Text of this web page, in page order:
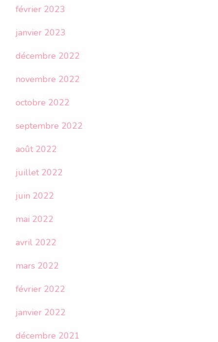
février 2023
janvier 2023
décembre 2022
novembre 2022
octobre 2022
septembre 2022
août 2022
juillet 2022
juin 2022
mai 2022
avril 2022
mars 2022
février 2022
janvier 2022
décembre 2021